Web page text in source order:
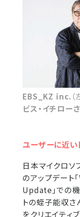
EBS_KZ inc.
ビス・イチローさ
ユーザーに近
日本マイクロ
のアップデー
Update」での
トの蛭子能収
をクリエイティ